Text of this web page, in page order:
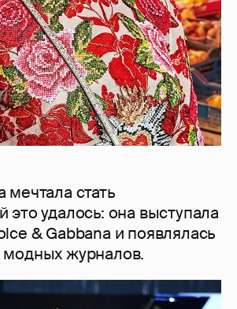
мечтала стать
это удалось: она выступала
& Gabbana и появлялась
модных журналов.